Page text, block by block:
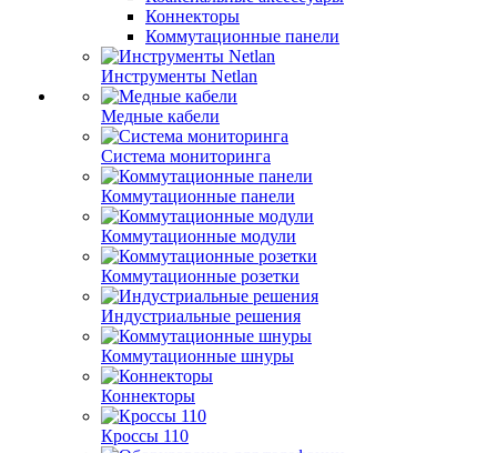
Коннекторы
Коммутационные панели
Инструменты Netlan
Медные кабели
Система мониторинга
Коммутационные панели
Коммутационные модули
Коммутационные розетки
Индустриальные решения
Коммутационные шнуры
Коннекторы
Кроссы 110